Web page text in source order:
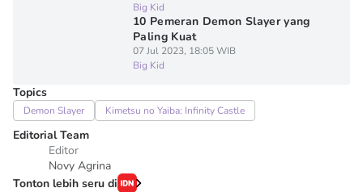
Big Kid
10 Pemeran Demon Slayer yang
Paling Kuat
07 Jul 2023, 18:05 WIB
Big Kid
Topics
Demon Slayer Kimetsu no Yaiba: Infinity Castle
Editorial Team
Editor
Novy Agrina
Tonton lebih seru di